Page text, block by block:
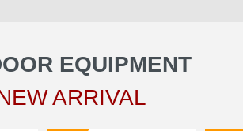
EQUIPMENT
ARRIVAL